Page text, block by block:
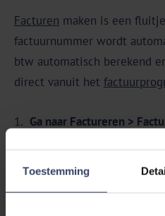
Toestemming
Facturen maken is een
factuurnummer wordt
btw automatisch berekend
direct vanuit het
Ga naar Factureren >